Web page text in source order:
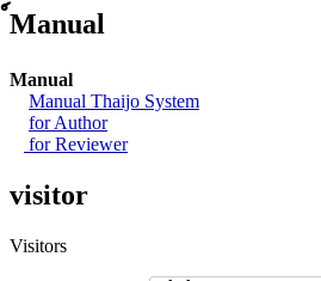
์Manual
Manual
Manual Thaijo System
for Author
for Reviewer
visitor
Visitors